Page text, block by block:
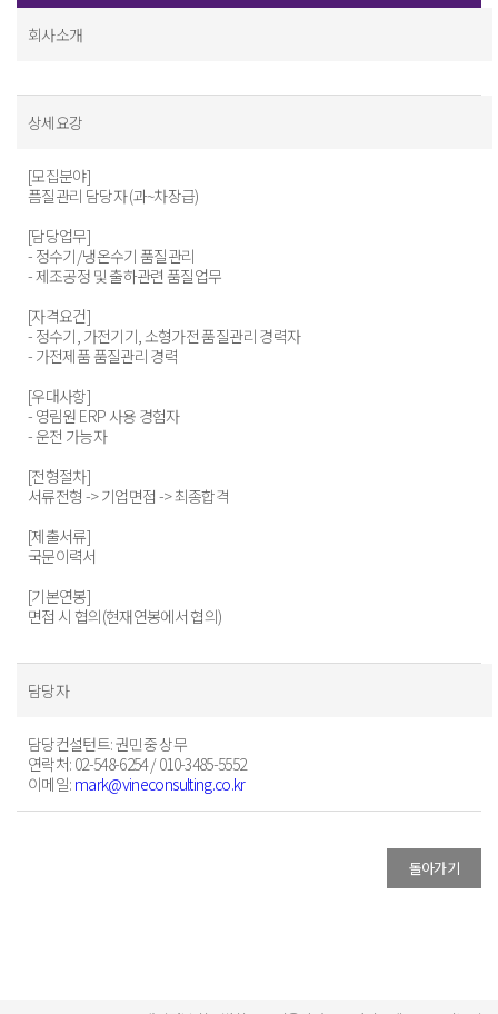
회사소개
상세요강
[모집분야]
픔질관리 담당자 (과~차장급)
[담당업무]
- 정수기/냉온수기 품질관리
- 제조공정 및 출하관련 품질업무
[자격요건]
- 정수기, 가전기기, 소형가전 품질관리 경력자
- 가전제품 품질관리 경력
[우대사항]
- 영림원 ERP 사용 경험자
- 운전 가능자
[전형절차]
서류전형 -> 기업면접 -> 최종합격
[제출서류]
국문이력서
[기본연봉]
면접 시 협의(현재연봉에서 협의)
담당자
담당컨설턴트: 권민중 상무
연락처: 02-548-6254 / 010-3485-5552
이메일: mark@vineconsulting.co.kr
돌아가기